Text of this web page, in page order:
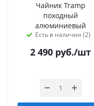
Чайник Tramp
походный
алюминиевый
Есть в наличии (2)
2 490 руб./шт